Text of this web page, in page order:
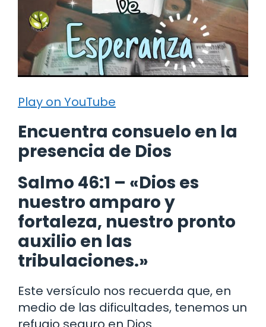
Play on YouTube
Encuentra consuelo en la
presencia de Dios
Salmo 46:1 – «Dios es
nuestro amparo y
fortaleza, nuestro pronto
auxilio en las
tribulaciones.»
Este versículo nos recuerda que, en
medio de las dificultades, tenemos un